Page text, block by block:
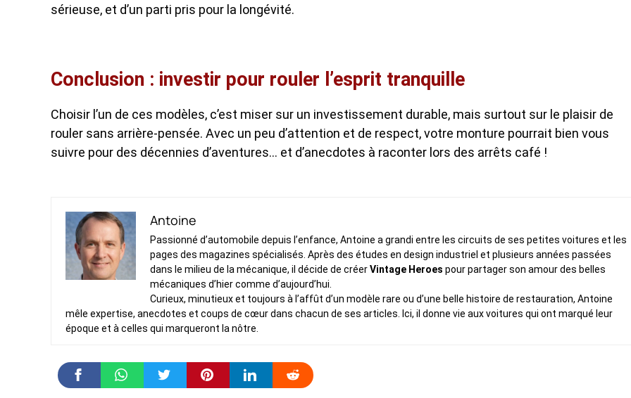
sérieuse, et d’un parti pris pour la longévité.
Conclusion : investir pour rouler l’esprit tranquille
Choisir l’un de ces modèles, c’est miser sur un investissement durable, mais surtout sur le plaisir de
rouler sans arrière-pensée. Avec un peu d’attention et de respect, votre monture pourrait bien vous
suivre pour des décennies d’aventures… et d’anecdotes à raconter lors des arrêts café !
Antoine
Passionné d’automobile depuis l’enfance, Antoine a grandi entre les circuits de ses petites voitures et les
pages des magazines spécialisés. Après des études en design industriel et plusieurs années passées
dans le milieu de la mécanique, il décide de créerVintage Heroes pour partager son amour des belles
mécaniques d’hier comme d’aujourd’hui.
Curieux, minutieux et toujours à l’affût d’un modèle rare ou d’une belle histoire de restauration, Antoine
mêle expertise, anecdotes et coups de cœur dans chacun de ses articles. Ici, il donne vie aux voitures qui ont marqué leur
époque et à celles qui marqueront la nôtre.